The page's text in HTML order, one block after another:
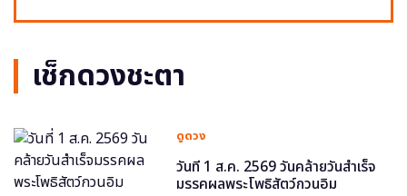
เช็กดวงชะตา
ดูดวง
วันที่ 1 ส.ค. 2569 วันคล้ายวันสำเร็จ
มรรคผลพระโพธิสัตว์กวนอิม